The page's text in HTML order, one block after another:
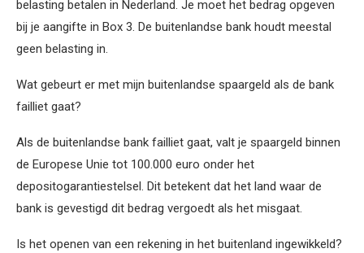
belasting betalen in Nederland. Je moet het bedrag opgeven
bij je aangifte in Box 3. De buitenlandse bank houdt meestal
geen belasting in.
Wat gebeurt er met mijn buitenlandse spaargeld als de bank
failliet gaat?
Als de buitenlandse bank failliet gaat, valt je spaargeld binnen
de Europese Unie tot 100.000 euro onder het
depositogarantiestelsel. Dit betekent dat het land waar de
bank is gevestigd dit bedrag vergoedt als het misgaat.
Is het openen van een rekening in het buitenland ingewikkeld?